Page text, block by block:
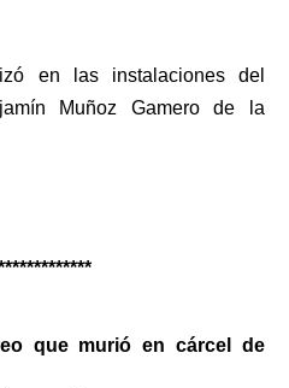
en las instalaciones del
Muñoz Gamero de la
que murió en cárcel de